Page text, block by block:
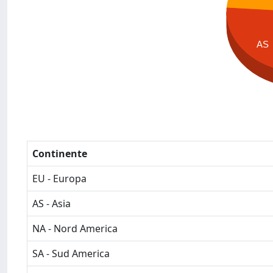
AS
Continente
EU - Europa
AS - Asia
NA - Nord America
SA - Sud America